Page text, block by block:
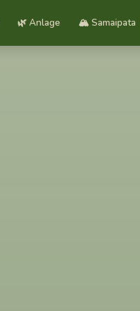
🌿 Anlage 🏔️ Samaipata